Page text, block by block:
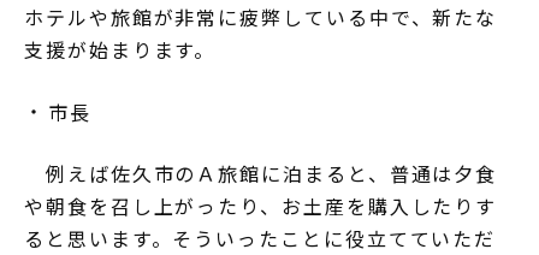
ホテルや旅館が非常に疲弊している中で、新たな
支援が始まります。
市長
例えば佐久市のＡ旅館に泊まると、普通は夕食
や朝食を召し上がったり、お土産を購入したりす
ると思います。そういったことに役立てていただ